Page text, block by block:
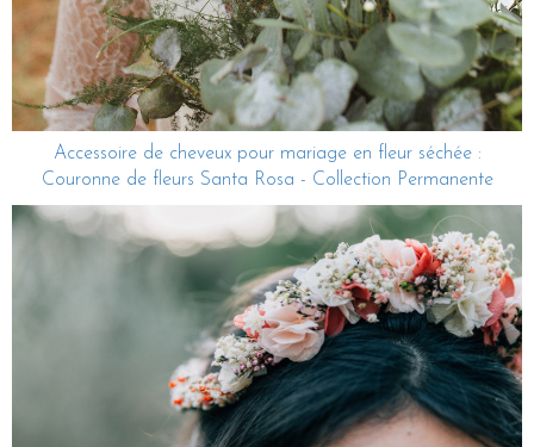
Accessoire de cheveux pour mariage en fleur séchée :
Couronne de fleurs Santa Rosa - Collection Permanente